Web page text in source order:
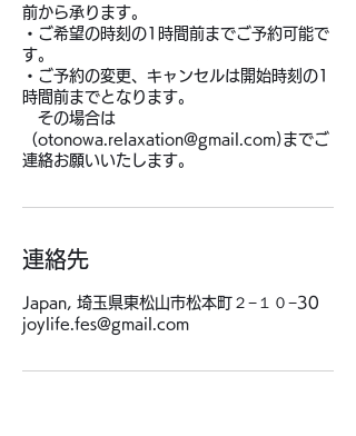
前から承ります。
・ご希望の時刻の1時間前までご予約可能で
す。
・ご予約の変更、キャンセルは開始時刻の1
時間前までとなります。
その場合は
（otonowa.relaxation@gmail.com)までご
連絡お願いいたします。
連絡先
Japan, 埼玉県東松山市松本町２−１０−30
joylife.fes@gmail.com